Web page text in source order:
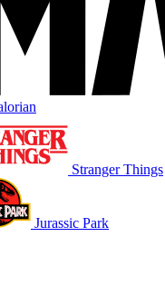
Stranger Things
Jurassic Park